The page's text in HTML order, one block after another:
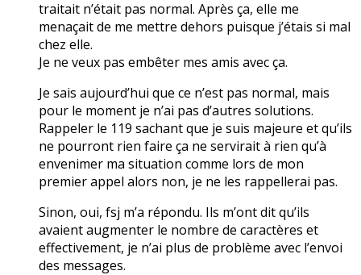
traitait n’était pas normal. Après ça, elle me
menaçait de me mettre dehors puisque j’étais si mal
chez elle.
Je ne veux pas embêter mes amis avec ça.
Je sais aujourd’hui que ce n’est pas normal, mais
pour le moment je n’ai pas d’autres solutions.
Rappeler le 119 sachant que je suis majeure et qu’ils
ne pourront rien faire ça ne servirait à rien qu’à
envenimer ma situation comme lors de mon
premier appel alors non, je ne les rappellerai pas.
Sinon, oui, fsj m’a répondu. Ils m’ont dit qu’ils
avaient augmenter le nombre de caractères et
effectivement, je n’ai plus de problème avec l’envoi
des messages.